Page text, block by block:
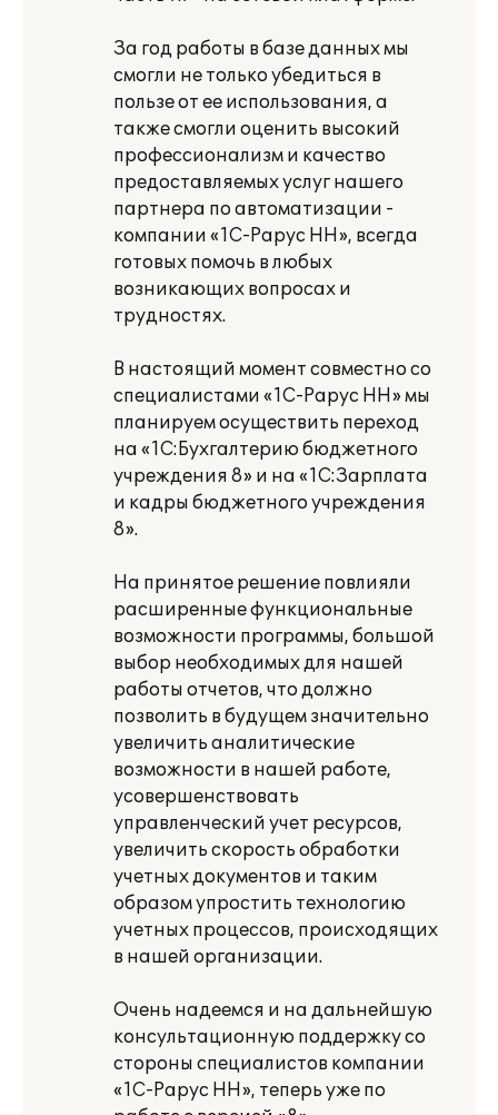
За год работы в базе данных мы
смогли не только убедиться в
пользе от ее использования, а
также смогли оценить высокий
профессионализм и качество
предоставляемых услуг нашего
партнера по автоматизации -
компании «1С-Рарус НН», всегда
готовых помочь в любых
возникающих вопросах и
трудностях.
В настоящий момент совместно со
специалистами «1С-Рарус НН» мы
планируем осуществить переход
на «1С:Бухгалтерию бюджетного
учреждения 8» и на «1С:Зарплата
и кадры бюджетного учреждения
8».
На принятое решение повлияли
расширенные функциональные
возможности программы, большой
выбор необходимых для нашей
работы отчетов, что должно
позволить в будущем значительно
увеличить аналитические
возможности в нашей работе,
усовершенствовать
управленческий учет ресурсов,
увеличить скорость обработки
учетных документов и таким
образом упростить технологию
учетных процессов, происходящих
в нашей организации.
Очень надеемся и на дальнейшую
консультационную поддержку со
стороны специалистов компании
«1С-Рарус НН», теперь уже по